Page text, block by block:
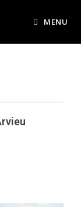
MENU